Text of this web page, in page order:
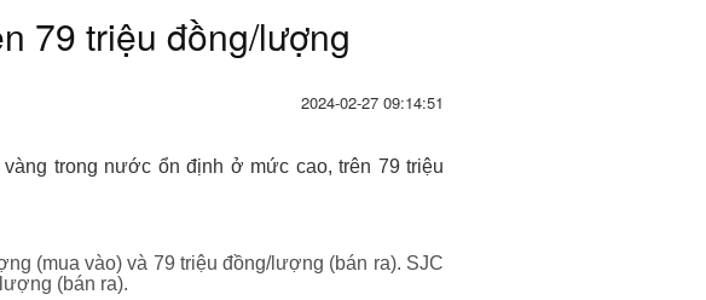
79 triệu đồng/lượng
2024-02-27 09:14:51
trong nước ổn định ở mức cao, trên 79 triệu
(mua vào) và 79 triệu đồng/lượng (bán ra). SJC
(bán ra).